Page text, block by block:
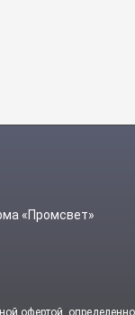
«Промсвет»